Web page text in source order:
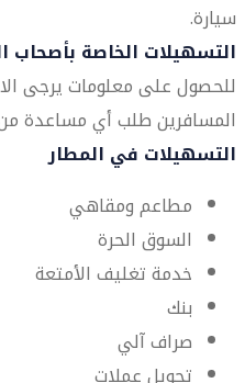
سيارة.
التسهيلات الخاصة بأصحاب
للحصول على معلومات يرجى
المسافرين طلب أي مساعدة من
التسهيلات في المطار
مطاعم ومقاهي
السوق الحرة
خدمة تغليف الأمتعة
بنك
صراف آلي
تحويل عملات